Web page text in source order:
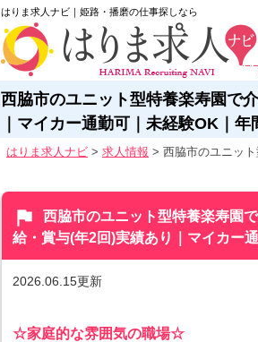
はりま求人ナビ｜姫路・播磨の仕事探しなら
西脇市のユニット型特養楽寿園で
｜マイカー通勤可｜未経験OK｜年
はりま求人ナビ > 求人情報 > 西脇市のユニッ
flag
西脇市のユニット型特養楽寿園
給・賞与(年2回)実績あり｜マイカー
2026.06.15更新
☆家庭的な雰囲気の職場☆